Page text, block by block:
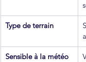
Type de terrain
Sensible à la météo